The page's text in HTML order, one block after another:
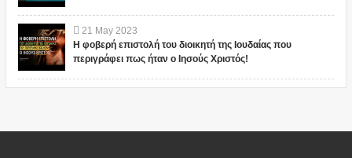
21 May 2023
Η φοβερή επιστολή του διοικητή της Ιουδαίας που
περιγράφει πως ήταν ο Ιησούς Χριστός!